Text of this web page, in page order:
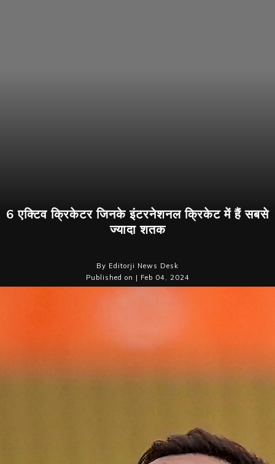
6 एक्टिव क्रिकेटर जिनके इंटरनेशनल क्रिकेट में हैं सबसे
ज्यादा शतक
By Editorji News Desk
Published on | Feb 04, 2024